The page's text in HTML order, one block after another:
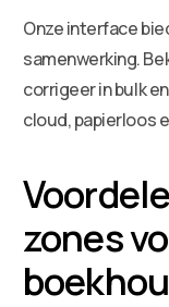
Onze interface
samenwerking.
corrigeer in bulk
cloud, papierloos
zones